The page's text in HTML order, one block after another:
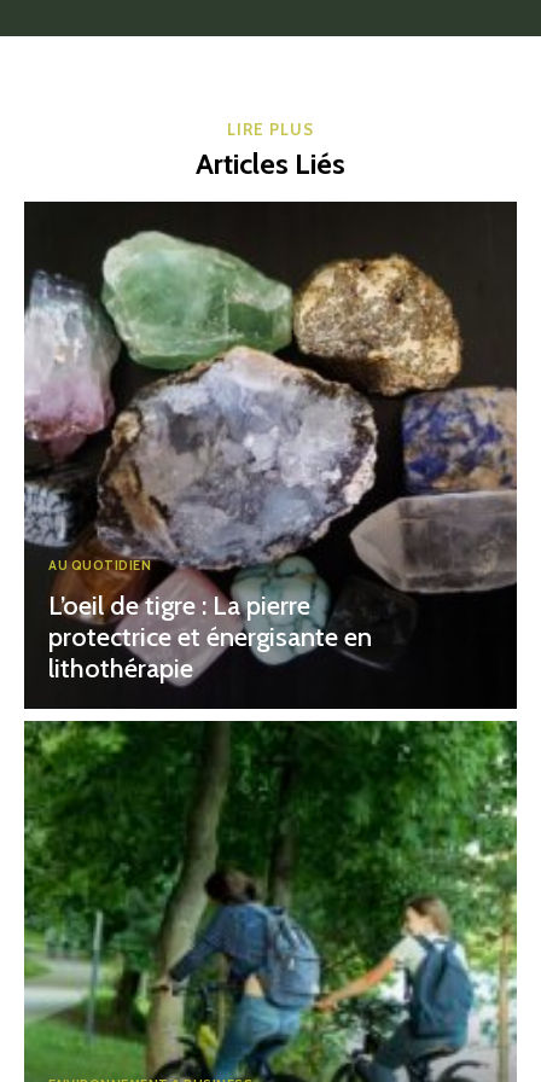
LIRE PLUS
Articles Liés
AU QUOTIDIEN
L’oeil de tigre : La pierre
protectrice et énergisante en
lithothérapie